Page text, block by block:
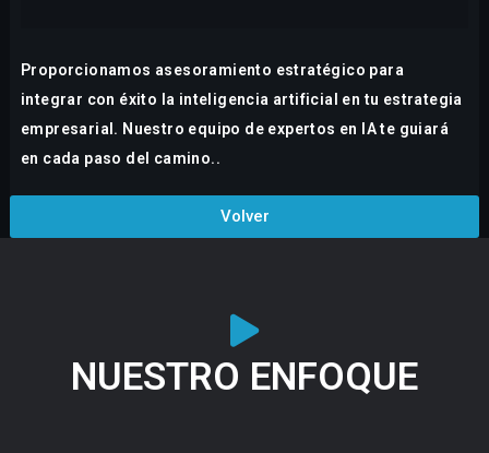
Proporcionamos asesoramiento estratégico para
integrar con éxito la inteligencia artificial en tu estrategia
empresarial. Nuestro equipo de expertos en IA te guiará
en cada paso del camino..
Volver
NUESTRO ENFOQUE